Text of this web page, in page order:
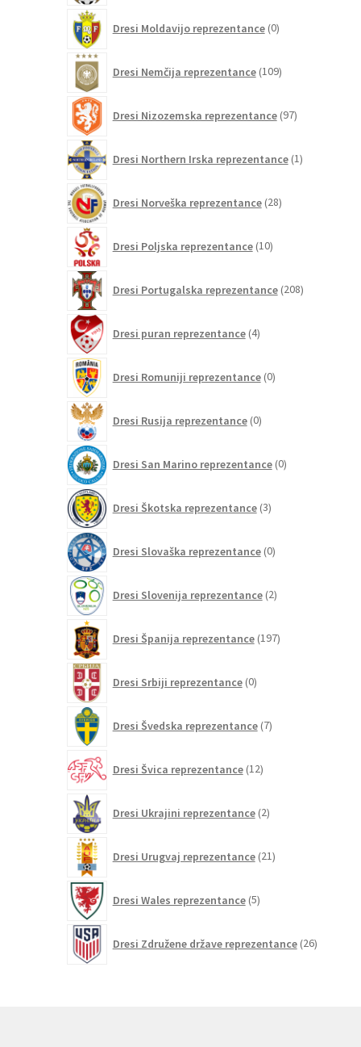
Dresi Moldavijo reprezentance 0izdelkov
Dresi Nemčija reprezentance 109izdelkov
Dresi Nizozemska reprezentance 97izdelkov
Dresi Northern Irska reprezentance 1izdelek
Dresi Norveška reprezentance 28izdelkov
Dresi Poljska reprezentance 10izdelkov
Dresi Portugalska reprezentance 208izdelkov
Dresi puran reprezentance 4izdelki
Dresi Romuniji reprezentance 0izdelkov
Dresi Rusija reprezentance 0izdelkov
Dresi San Marino reprezentance 0izdelkov
Dresi Škotska reprezentance 3izdelki
Dresi Slovaška reprezentance 0izdelkov
Dresi Slovenija reprezentance 2izdelka
Dresi Španija reprezentance 197izdelkov
Dresi Srbiji reprezentance 0izdelkov
Dresi Švedska reprezentance 7izdelkov
Dresi Švica reprezentance 12izdelkov
Dresi Ukrajini reprezentance 2izdelka
Dresi Urugvaj reprezentance 21izdelkov
Dresi Wales reprezentance 5izdelkov
Dresi Združene države reprezentance 26izdelkov